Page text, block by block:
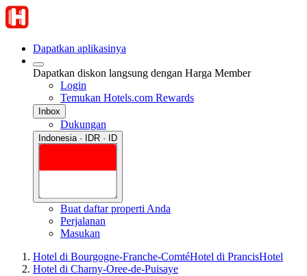
Dapatkan aplikasinya
Dapatkan diskon langsung dengan Harga Member
Login
Temukan Hotels.com Rewards
Inbox
Dukungan
Indonesia · IDR · ID
Buat daftar properti Anda
Perjalanan
Masukan
Hotel di Bourgogne-Franche-ComtéHotel di PrancisHotel
Hotel di Charny-Oree-de-Puisaye